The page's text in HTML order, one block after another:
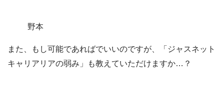
野本
また、もし可能であればでいいのですが、
「ジャスネット
キャリア リアの弱み」 も教えていただけますか…？